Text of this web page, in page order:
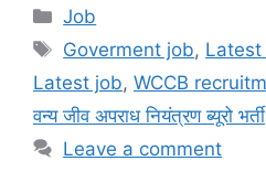
Categories
Job
Tags
Goverment job, Latest
Latest job, WCCB
वन्य जीव अपराध नियंत्रण ब्यूरो भर्ती
Leave a comment